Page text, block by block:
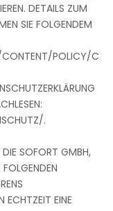
DETAILS ZUM
SIE FOLGENDEM
POLICY/C
.
DIE SOFORT GMBH,
ECHTZEIT EINE